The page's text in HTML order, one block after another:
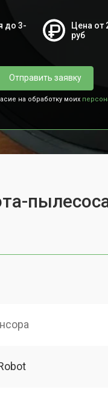
до 3-
Цена от
руб
Отправить заявку
на обработку моих